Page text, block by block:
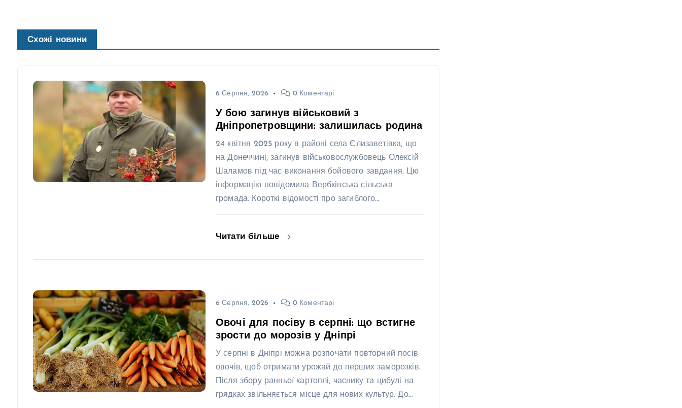
Схожі новини
6 Серпня, 2026 0 Коментарі
У бою загинув військовий з
Дніпропетровщини: залишилась родина
24 квітня 2025 року в районі села Єлизаветівка, що
на Донеччині, загинув військовослужбовець Олексій
Шаламов під час виконання бойового завдання. Цю
інформацію повідомила Вербківська сільська
громада. Короткі відомості про загиблого…
Читати більше
6 Серпня, 2026 0 Коментарі
Овочі для посіву в серпні: що встигне
зрости до морозів у Дніпрі
У серпні в Дніпрі можна розпочати повторний посів
овочів, щоб отримати урожай до перших заморозків.
Після збору ранньої картоплі, часнику та цибулі на
грядках звільняється місце для нових культур. До…